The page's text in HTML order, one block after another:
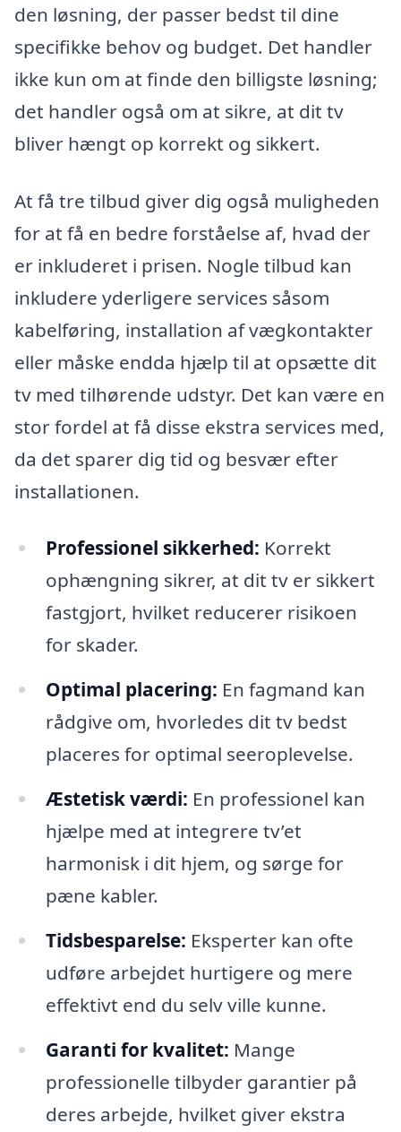
den løsning, der passer bedst til dine
specifikke behov og budget. Det handler
ikke kun om at finde den billigste løsning;
det handler også om at sikre, at dit tv
bliver hængt op korrekt og sikkert.
At få tre tilbud giver dig også muligheden
for at få en bedre forståelse af, hvad der
er inkluderet i prisen. Nogle tilbud kan
inkludere yderligere services såsom
kabelføring, installation af vægkontakter
eller måske endda hjælp til at opsætte dit
tv med tilhørende udstyr. Det kan være en
stor fordel at få disse ekstra services med,
da det sparer dig tid og besvær efter
installationen.
Professionel sikkerhed: Korrekt
ophængning sikrer, at dit tv er sikkert
fastgjort, hvilket reducerer risikoen
for skader.
Optimal placering: En fagmand kan
rådgive om, hvorledes dit tv bedst
placeres for optimal seeroplevelse.
Æstetisk værdi: En professionel kan
hjælpe med at integrere tv’et
harmonisk i dit hjem, og sørge for
pæne kabler.
Tidsbesparelse: Eksperter kan ofte
udføre arbejdet hurtigere og mere
effektivt end du selv ville kunne.
Garanti for kvalitet: Mange
professionelle tilbyder garantier på
deres arbejde, hvilket giver ekstra